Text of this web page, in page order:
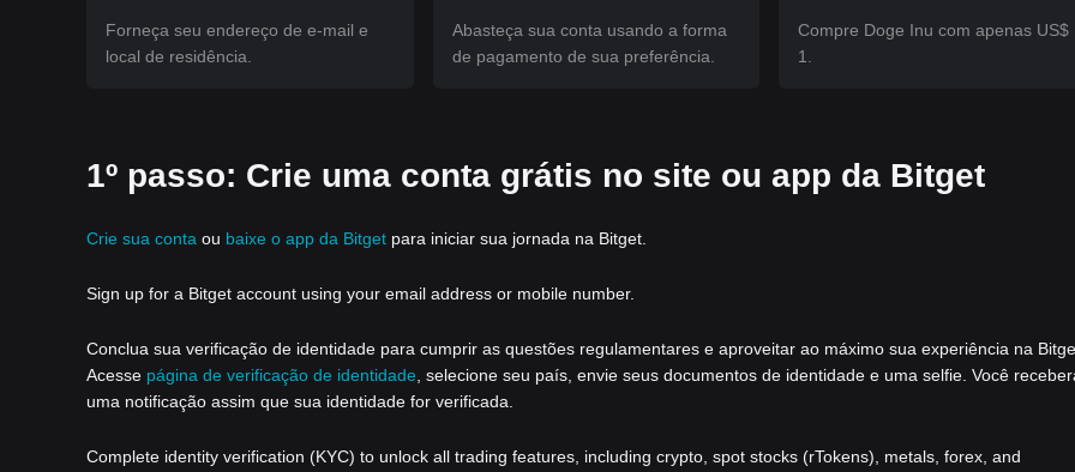
Forneça seu endereço de e-mail e
local de residência.
Abasteça sua conta usando a forma
de pagamento de sua preferência.
Compre Doge Inu com apenas US$
1.
1º passo: Crie uma conta grátis no site ou app da Bitget
Crie sua conta ou baixe o app da Bitget para iniciar sua jornada na Bitget.
Sign up for a Bitget account using your email address or mobile number.
Conclua sua verificação de identidade para cumprir as questões regulamentares e aproveitar ao máximo sua experiência na
Acesse página de verificação de identidade , selecione seu país, envie seus documentos de identidade e uma selfie. Você
uma notificação assim que sua identidade for verificada.
Complete identity verification (KYC) to unlock all trading features, including crypto, spot stocks (rTokens), metals, forex, and